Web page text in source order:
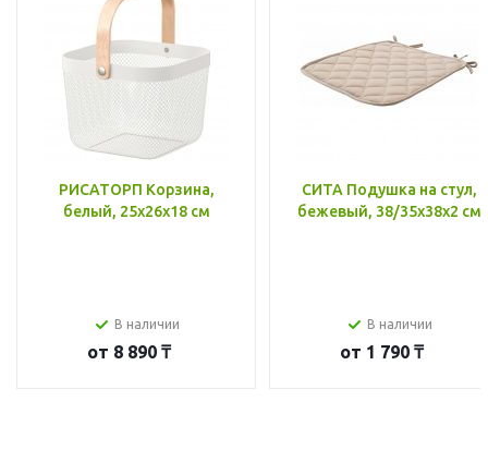
РИСАТОРП Корзина,
белый, 25x26x18 см
В наличии
от 8 890 ₸
СИТА Подушка на стул,
бежевый, 38/35x38x2 см
В наличии
от 1 790 ₸